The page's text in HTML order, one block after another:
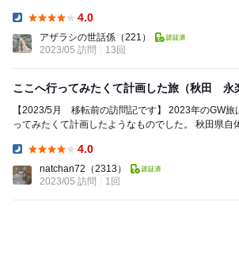
4.0
アザラシの世話係 （221）
2023/05 訪問
13回
ここへ行ってみたくて計画した旅（秋田 永
【2023/5月 移転前の訪問記です】 2023年のGW旅はこちらのお店に行
ってみたくて計画したようなものでした。 秋田県自体へは昔、温泉旅マ
4.0
natchan72 （2313）
2023/05 訪問
1回